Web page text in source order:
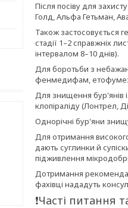
Після посіву для
Голд, Альфа Гетьман,
Також застосовується
стадії 1–2 справжніх
інтервалом 8–10 днів).
Для боротьби з
фенмедифам,
Для знищення бур'янів
клопіраліду (Лонтрел,
Однорічні бур'яни
Для отримання високого
дають суглинки й
підживлення
Дотримання
фахівці нададуть
❗Часті питання